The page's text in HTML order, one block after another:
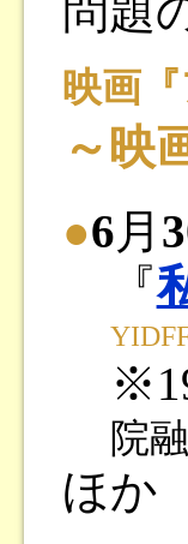
問題
映画
～映
●6月
『
院
ほか